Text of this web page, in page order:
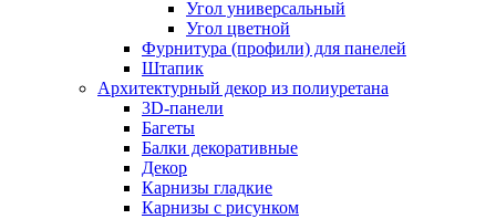
Угол универсальный
Угол цветной
Фурнитура (профили) для панелей
Штапик
Архитектурный декор из полиуретана
3D-панели
Багеты
Балки декоративные
Декор
Карнизы гладкие
Карнизы с рисунком